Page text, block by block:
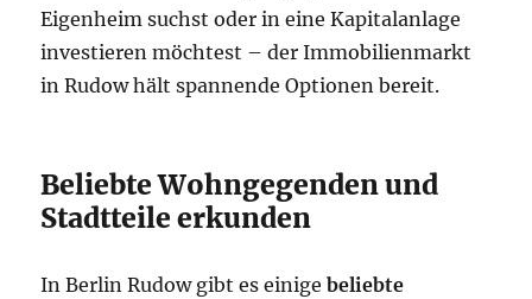
Eigenheim suchst oder in eine Kapitalanlage
investieren möchtest – der Immobilienmarkt
in Rudow hält spannende Optionen bereit.
Beliebte Wohngegenden und
Stadtteile erkunden
In Berlin Rudow gibt es einigebeliebte